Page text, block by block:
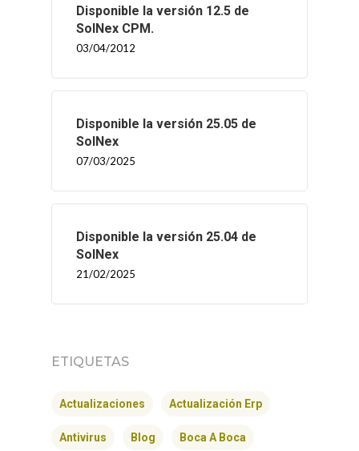
Disponible la versión 12.5 de
SolNex CPM.
03/04/2012
Disponible la versión 25.05 de
SolNex
07/03/2025
Disponible la versión 25.04 de
SolNex
21/02/2025
ETIQUETAS
Actualizaciones Actualización Erp
Antivirus Blog Boca A Boca
SERVICIOS